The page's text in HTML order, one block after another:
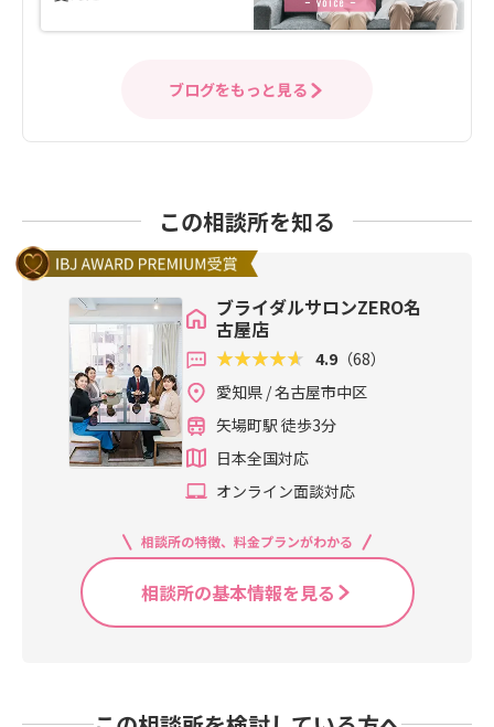
ブログをもっと見る
この相談所を知る
ブライダルサロンZERO名
古屋店
4.9 （68）
愛知県 / 名古屋市中区
矢場町駅 徒歩3分
日本全国対応
オンライン面談対応
相談所の特徴、料金プランがわかる
相談所の基本情報を見る